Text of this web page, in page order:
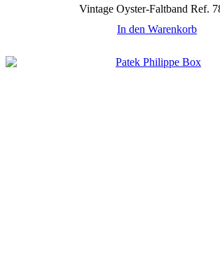
Vintage Oyster-Faltband Ref.
In den Warenkorb